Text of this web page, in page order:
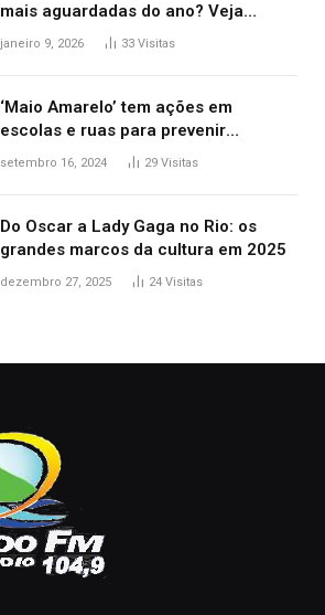
mais aguardadas do ano? Veja
principais lançamentos do cinema
janeiro 9, 2026 33 Visitas
‘Maio Amarelo’ tem ações em
escolas e ruas para prevenir
acidentes no trânsito no AP
setembro 16, 2024 29 Visitas
Do Oscar a Lady Gaga no Rio: os
grandes marcos da cultura em 2025
dezembro 27, 2025 24 Visitas